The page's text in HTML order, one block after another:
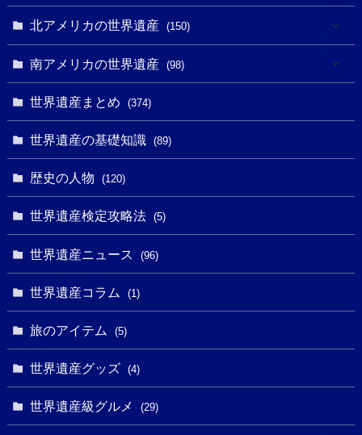
(10)
(10)
(5)
(18)
(6)
(1)
(43)
(4)
(1)
(32)
(13)
(2)
(1)
(25)
(6)
(1)
北アメリカの世界遺産 (150)
(31)
(27)
(10)
南アメリカの世界遺産 (98)
(4)
(9)
(3)
(5)
世界遺産まとめ (374)
世界遺産の基礎知識 (89)
歴史の人物 (120)
世界遺産検定攻略法 (5)
世界遺産ニュース (96)
世界遺産コラム (1)
旅のアイテム (5)
世界遺産グッズ (4)
世界遺産級グルメ (29)